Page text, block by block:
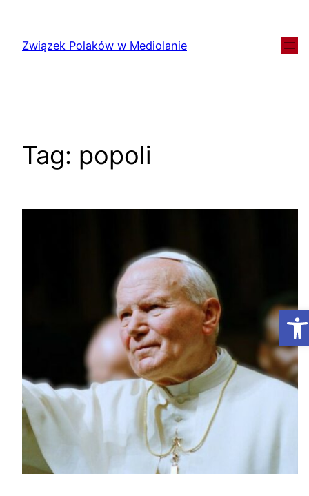
Związek Polaków w Mediolanie
Tag: popoli